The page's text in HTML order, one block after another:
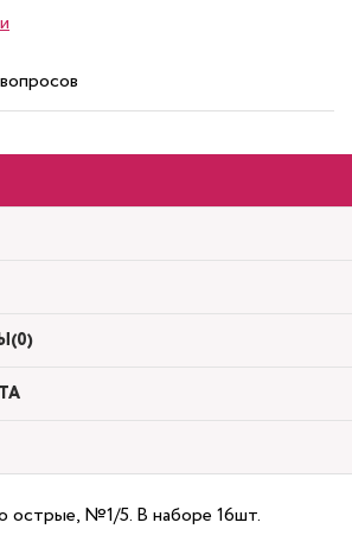
острые, №1/5. В наборе 16шт.